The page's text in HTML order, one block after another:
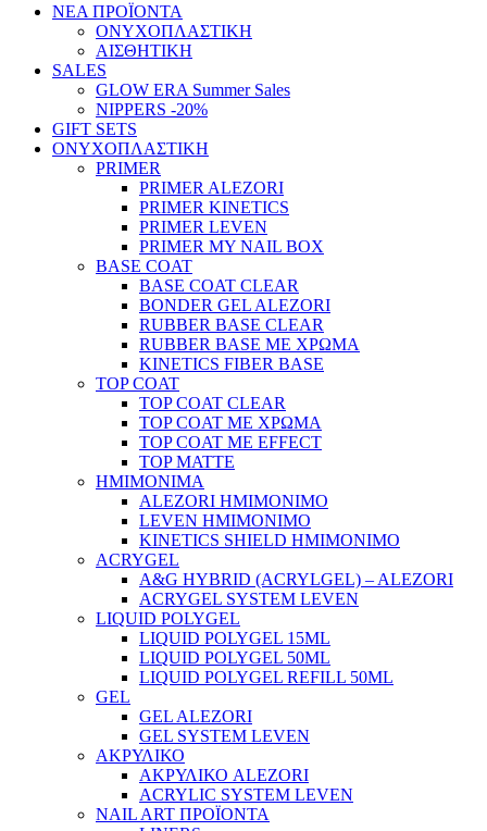
ΝΕΑ ΠΡΟΪΟΝΤΑ
ΟΝΥΧΟΠΛΑΣΤΙΚΗ
ΑΙΣΘΗΤΙΚΗ
SALES
GLOW ERA Summer Sales
NIPPERS -20%
GIFT SETS
ΟΝΥΧΟΠΛΑΣΤΙΚΗ
PRIMER
PRIMER ALEZORI
PRIMER KINETICS
PRIMER LEVEN
PRIMER MY NAIL BOX
BASE COAT
BASE COAT CLEAR
BONDER GEL ALEZORI
RUBBER BASE CLEAR
RUBBER BASE ΜΕ ΧΡΩΜΑ
KINETICS FIBER BASE
TOP COAT
TOP COAT CLEAR
TOP COAT ΜΕ ΧΡΩΜΑ
TOP COAT ΜΕ EFFECT
TOP MATTE
ΗΜΙΜΟΝΙΜΑ
ALEZORI ΗΜΙΜΟΝΙΜΟ
LEVEN ΗΜΙΜΟΝΙΜΟ
KINETICS SHIELD ΗΜΙΜΟΝΙΜΟ
ACRYGEL
A&G HYBRID (ACRYLGEL) – ALEZORI
ACRYGEL SYSTEM LEVEN
LIQUID POLYGEL
LIQUID POLYGEL 15ML
LIQUID POLYGEL 50ML
LIQUID POLYGEL REFILL 50ML
GEL
GEL ALEZORI
GEL SYSTEM LEVEN
ΑΚΡΥΛΙΚΟ
ΑΚΡΥΛΙΚΟ ALEZORI
ACRYLIC SYSTEM LEVEN
NAIL ART ΠΡΟΪΟΝΤΑ